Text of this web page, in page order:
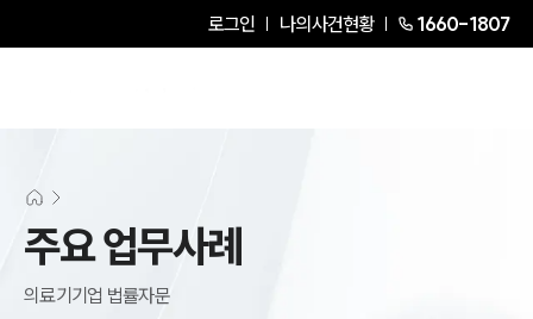
로그인 나의사건현황 1660-1807
주요 업무사례
의료기기업 법률자문